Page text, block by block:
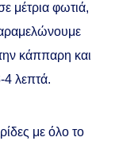
μέτρια φωτιά,
κάππαρη και
4 λεπτά.
με όλο το